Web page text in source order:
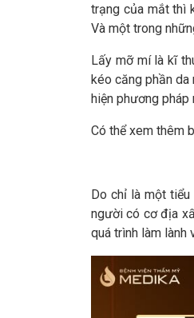
trạng của mắt thì
Và một trong
Lấy mỡ mí là kĩ
kéo căng phần
hiện phương pháp
Có thể xem thêm
Do chỉ là một
người có cơ địa
quá trình làm lành